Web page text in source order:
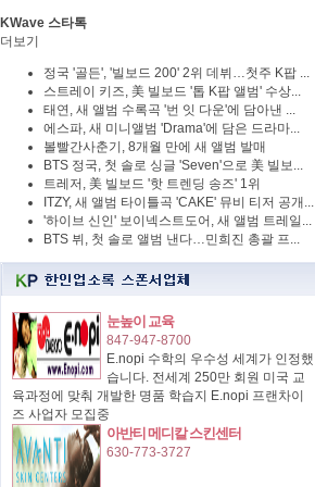
KWave 스타톡
더보기
정국 '골든', '빌보드 200' 2위 데뷔…첫주 K팝 ...
스트레이 키즈, 美 빌보드 '톱 K팝 앨범' 수상...
태연, 새 앨범 수록곡 '번 잇 다운'에 담아낸 ...
에스파, 새 미니앨범 'Drama'에 담은 드라마...
볼빨간사춘기, 8개월 만에 새 앨범 발매
BTS 정국, 첫 솔로 싱글 'Seven'으로 美 빌보...
트레저, 美 빌보드 '핫 트렌딩 송즈' 1위
ITZY, 새 앨범 타이틀곡 'CAKE' 뮤비 티저 공개...
'하이브 신인' 보이넥스트도어, 새 앨범 트레일...
BTS 뷔, 첫 솔로 앨범 낸다…민희진 총괄 프...
눈높이 교육
847-947-8700
E.nopi 수학의 우수성 세계가 인정했
습니다. 전세계 250만 회원 미국 교
육과정에 맞춰 개발한 명품 학습지 E.nopi 프랜차이
즈 사업자 모집중
아반티 메디칼 스킨센터
630-773-3727